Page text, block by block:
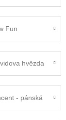
Fun
hvězda
- pánská